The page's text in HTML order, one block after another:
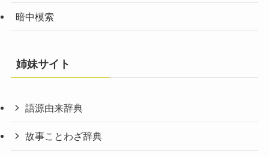
暗中模索
姉妹サイト
語源由来辞典
故事ことわざ辞典